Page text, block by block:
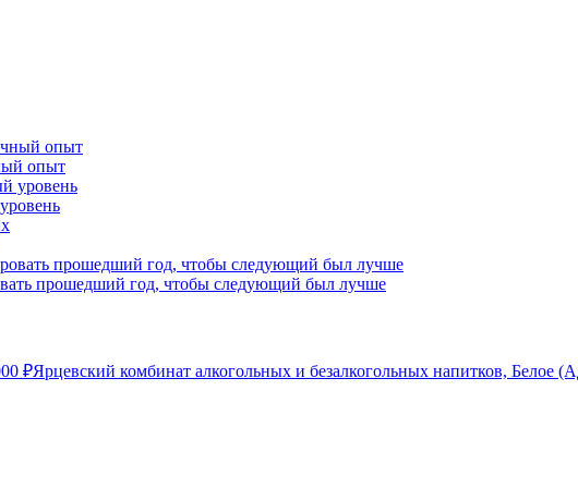
опыт
прошедший год, чтобы следующий был лучше
₽Ярцевский комбинат алкогольных и безалкогольных напитков, Белое